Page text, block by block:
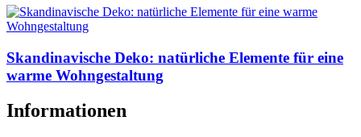
Skandinavische Deko: natürliche Elemente für eine
warme Wohngestaltung
Informationen